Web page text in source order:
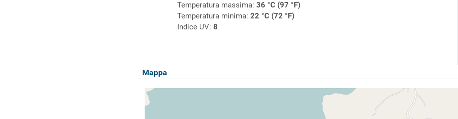
Temperatura massima: 36 °C (97 °F)
Temperatura minima: 22 °C (72 °F)
Indice UV: 8
Mappa